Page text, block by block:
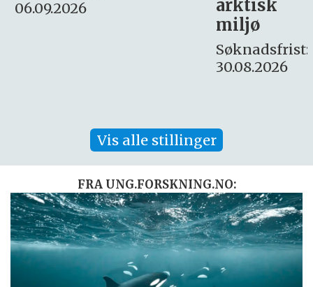
Søknadsfrist:
16. august.
Vis alle stillinger
FRA UNG.FORSKNING.NO: